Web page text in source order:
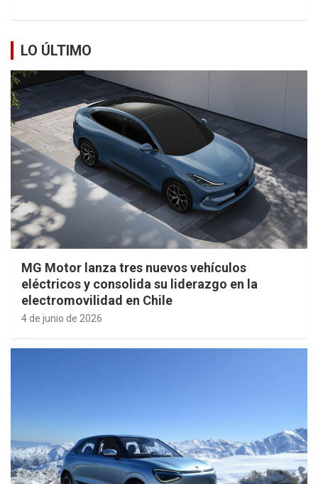
LO ÚLTIMO
MG Motor lanza tres nuevos vehículos
eléctricos y consolida su liderazgo en la
electromovilidad en Chile
4 de junio de 2026